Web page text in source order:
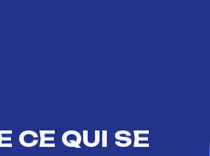
CE QUI SE